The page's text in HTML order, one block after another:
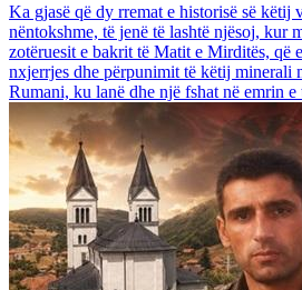
Ka gjasë që dy rremat e historisë së këtij
nëntokshme, të jenë të lashtë njësoj, kur
zotëruesit e bakrit të Matit e Mirditës, që
nxjerrjes dhe përpunimit të këtij minerali
Rumani, ku lanë dhe një fshat në emrin e